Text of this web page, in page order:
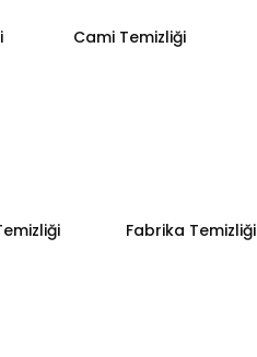
Cami Temizliği
Fabrika Temizliği